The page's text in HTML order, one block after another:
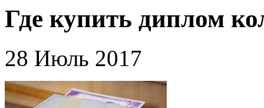
Где купить диплом
28 Июль 2017